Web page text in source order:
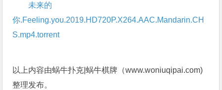
未来的
你.Feeling.you.2019.HD720P.X264.AAC.Mandarin.CH
S.mp4.torrent
以上内容由蜗牛扑克|蜗牛棋牌（www.woniuqipai.com)
整理发布。